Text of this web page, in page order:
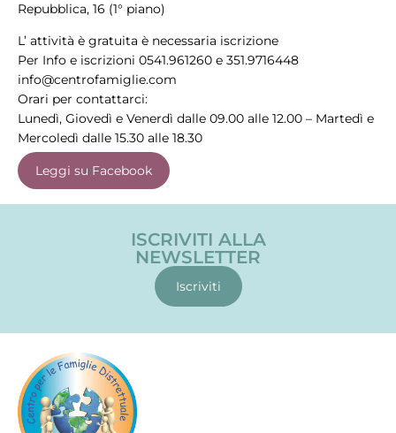
Repubblica, 16 (1° piano)
L’ attività è gratuita è necessaria iscrizione
Per Info e iscrizioni 0541.961260 e 351.9716448
info@centrofamiglie.com
Orari per contattarci:
Lunedì, Giovedì e Venerdì dalle 09.00 alle 12.00 – Martedì e
Mercoledì dalle 15.30 alle 18.30
Leggi su Facebook
ISCRIVITI ALLA
NEWSLETTER
Iscriviti